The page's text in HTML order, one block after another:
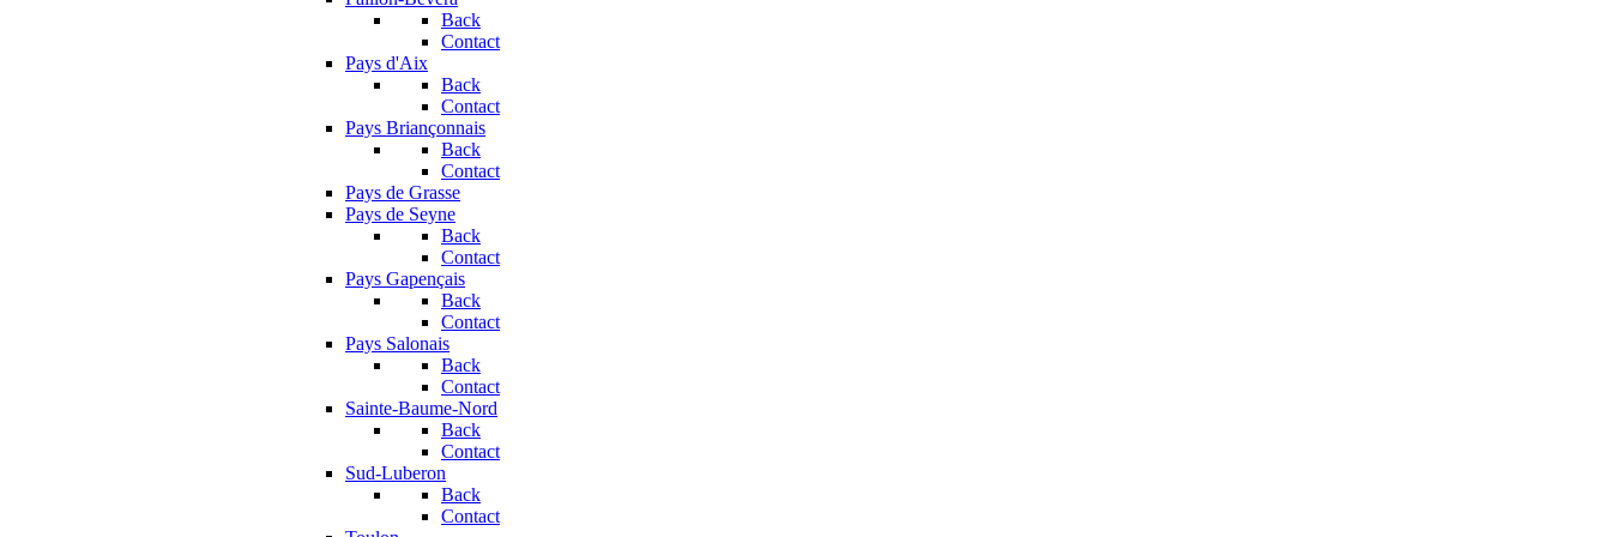
Back
Contact
Pays d'Aix
Back
Contact
Pays Briançonnais
Back
Contact
Pays de Grasse
Pays de Seyne
Back
Contact
Pays Gapençais
Back
Contact
Pays Salonais
Back
Contact
Sainte-Baume-Nord
Back
Contact
Sud-Luberon
Back
Contact